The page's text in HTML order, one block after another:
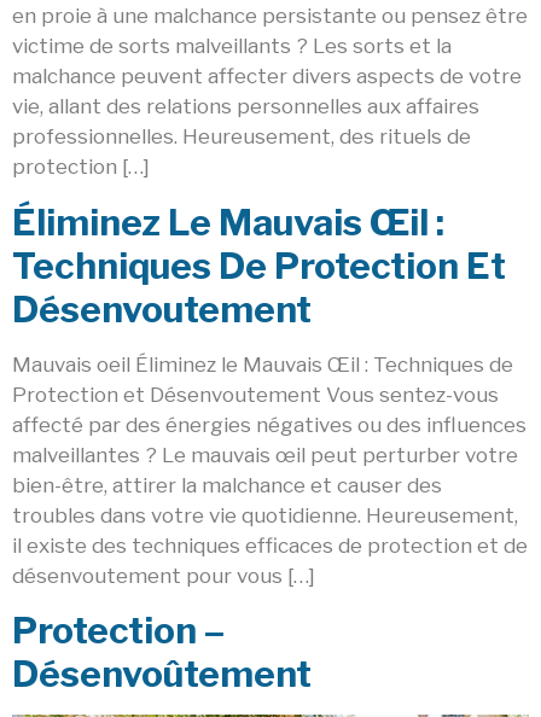
en proie à une malchance persistante ou pensez être
victime de sorts malveillants ? Les sorts et la
malchance peuvent affecter divers aspects de votre
vie, allant des relations personnelles aux affaires
professionnelles. Heureusement, des rituels de
protection […]
Éliminez Le Mauvais Œil :
Techniques De Protection Et
Désenvoutement
Mauvais oeil Éliminez le Mauvais Œil : Techniques de
Protection et Désenvoutement Vous sentez-vous
affecté par des énergies négatives ou des influences
malveillantes ? Le mauvais œil peut perturber votre
bien-être, attirer la malchance et causer des
troubles dans votre vie quotidienne. Heureusement,
il existe des techniques efficaces de protection et de
désenvoutement pour vous […]
Protection –
Désenvoûtement